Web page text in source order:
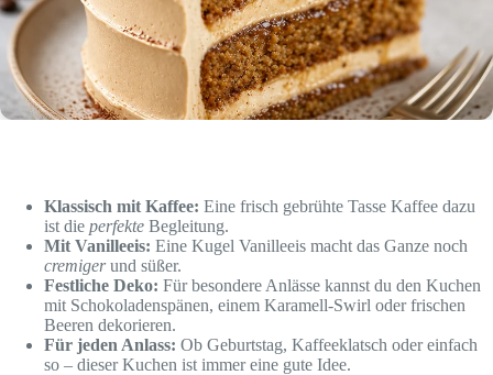
Klassisch mit Kaffee: Eine frisch gebrühte Tasse Kaffee dazu
ist die perfekte Begleitung.
Mit Vanilleeis: Eine Kugel Vanilleeis macht das Ganze noch
cremigerund süßer.
Festliche Deko: Für besondere Anlässe kannst du den Kuchen
mit Schokoladenspänen, einem Karamell-Swirl oder frischen
Beeren dekorieren.
Für jeden Anlass: Ob Geburtstag, Kaffeeklatsch oder einfach
so – dieser Kuchen ist immer eine gute Idee.